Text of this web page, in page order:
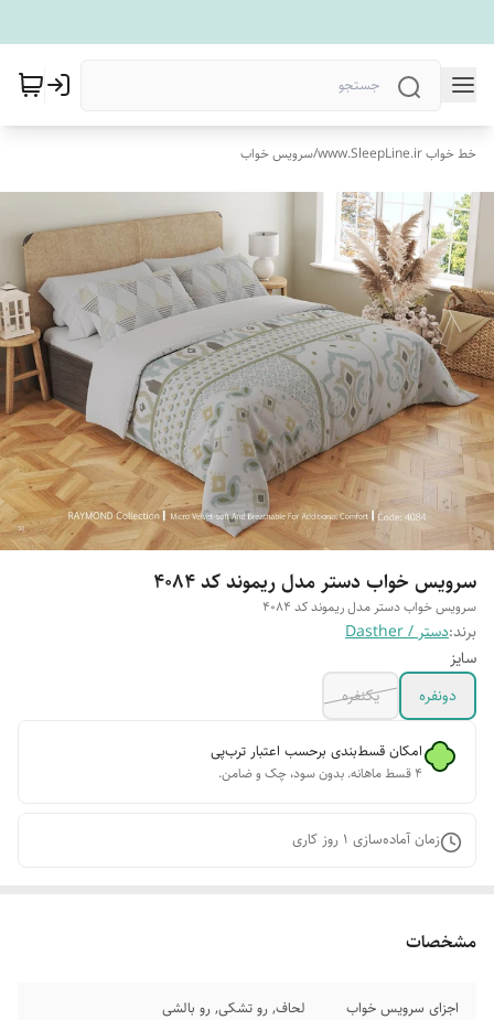
خط خواب www.SleepLine.ir /سرویس خواب
سرویس خواب دستر مدل ریموند کد 4084
سرویس خواب دستر مدل ریموند کد 4084
برند:دستر / Dasther
سایز
دونفره
یکنفره
امکان قسط‌بندی برحسب اعتبار ترب‌پی
۴ قسط ماهانه. بدون سود، چک و ضامن.
زمان آماده‌سازی 1 روز کاری
مشخصات
اجزای سرویس خواب لحاف, رو تشکی, رو بالشی